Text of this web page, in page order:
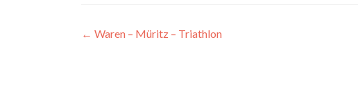
Artikel-
← Waren – Müritz – Triathlon